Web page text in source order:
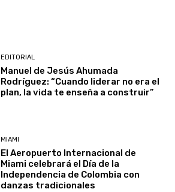
EDITORIAL
Manuel de Jesús Ahumada
Rodríguez: “Cuando liderar no era el
plan, la vida te enseña a construir”
MIAMI
El Aeropuerto Internacional de
Miami celebrará el Día de la
Independencia de Colombia con
danzas tradicionales